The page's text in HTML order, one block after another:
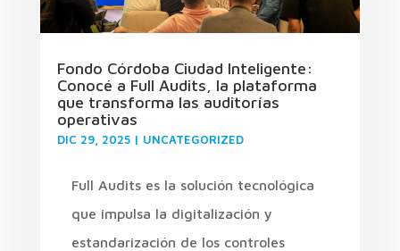
Fondo Córdoba Ciudad Inteligente:
Conocé a Full Audits, la plataforma
que transforma las auditorías
operativas
DIC 29, 2025| UNCATEGORIZED
Full Audits es la solución tecnológica
que impulsa la digitalización y
estandarización de los controles